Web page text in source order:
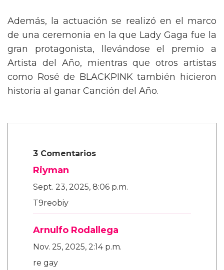
Además, la actuación se realizó en el marco
de una ceremonia en la que Lady Gaga fue la
gran protagonista, llevándose el premio a
Artista del Año, mientras que otros artistas
como Rosé de BLACKPINK también hicieron
historia al ganar Canción del Año.
3 Comentarios
Riyman
Sept. 23, 2025, 8:06 p.m.
T9reobiy
Arnulfo Rodallega
Nov. 25, 2025, 2:14 p.m.
re gay